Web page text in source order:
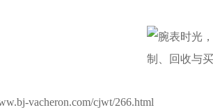
vacheron.com/cjwt/266.html